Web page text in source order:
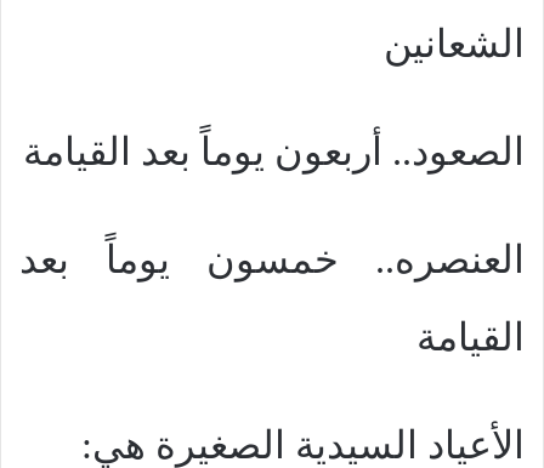
الشعانين
الصعود.. أربعون يوماً بعد القيامة
العنصره.. خمسون يوماً بعد
القيامة
الأعياد السيدية الصغيرة هي: